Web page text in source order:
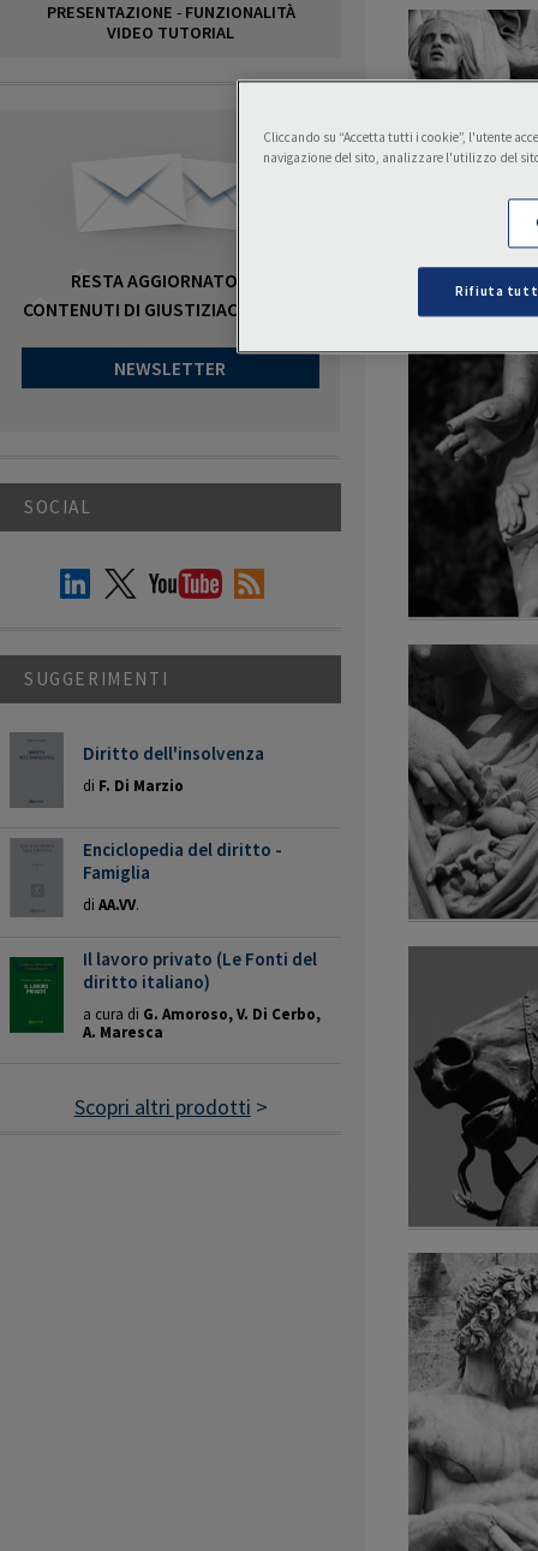
PRESENTAZIONE - FUNZIONALITÀ
VIDEO TUTORIAL
RESTA AGGIORNATO SUI
CONTENUTI DI GIUSTIZIACIVILE.COM
NEWSLETTER
SOCIAL
SUGGERIMENTI
Diritto dell'insolvenza
di F. Di Marzio
Enciclopedia del diritto -
Famiglia
di AA.VV.
Il lavoro privato (Le Fonti del
diritto italiano)
a cura di G. Amoroso, V. Di Cerbo,
A. Maresca
Scopri altri prodotti >
Cliccando su “Accetta tutti i cookie”, l'utente
navigazione del sito, analizzare l'utilizzo del
Rifiuta